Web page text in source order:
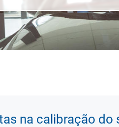
na calibração do